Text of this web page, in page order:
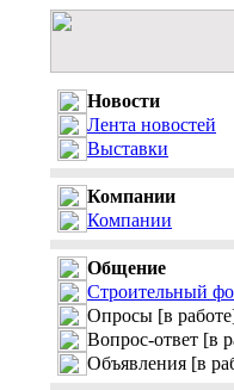
Новости
Лента новостей
Выставки
Компании
Компании
Общение
Строительный
Опросы [в
Вопрос-ответ [в
Объявления [в